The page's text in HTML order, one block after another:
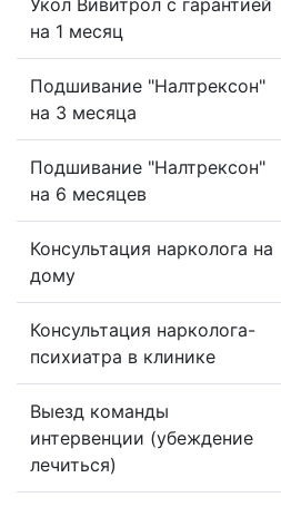
Укол Вивитрол с гарантией
на 1 месяц
Подшивание "Налтрексон"
на 3 месяца
Подшивание "Налтрексон"
на 6 месяцев
Консультация нарколога на
дому
Консультация нарколога-
психиатра в клинике
Выезд команды
интервенции (убеждение
лечиться)